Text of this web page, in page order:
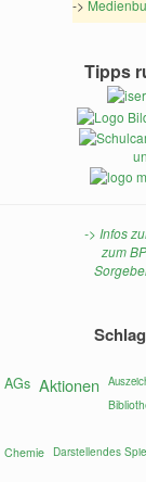
->
Tipps
-> Infos
zum
AGs Aktionen
Chemie Darstellendes